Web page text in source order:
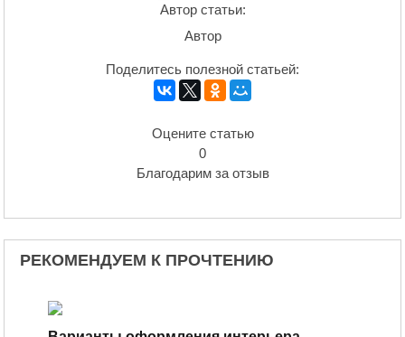
Автор статьи:
Автор
Поделитесь полезной статьей:
Оцените статью
0
Благодарим за отзыв
РЕКОМЕНДУЕМ К ПРОЧТЕНИЮ